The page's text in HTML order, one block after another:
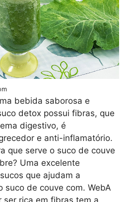
bebida saborosa e
detox possui fibras, que
digestivo, é
e anti-inflamatório.
que serve o suco de couve
Uma excelente
que ajudam a
suco de couve com. WebA